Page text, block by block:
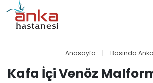
Anasayfa | Basında Anka
Kafa İçi Venöz